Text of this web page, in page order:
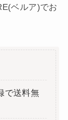
ベルア)でお
で送料無